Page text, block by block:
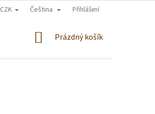
CZK Čeština Přihlášení
NÁKUPNÍ
Prázdný košík